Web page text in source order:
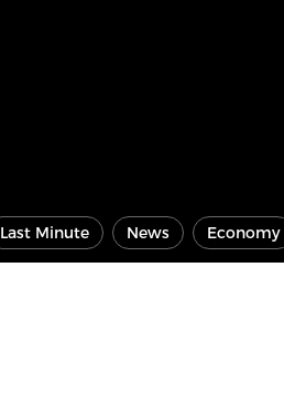
Last Minute News Economy